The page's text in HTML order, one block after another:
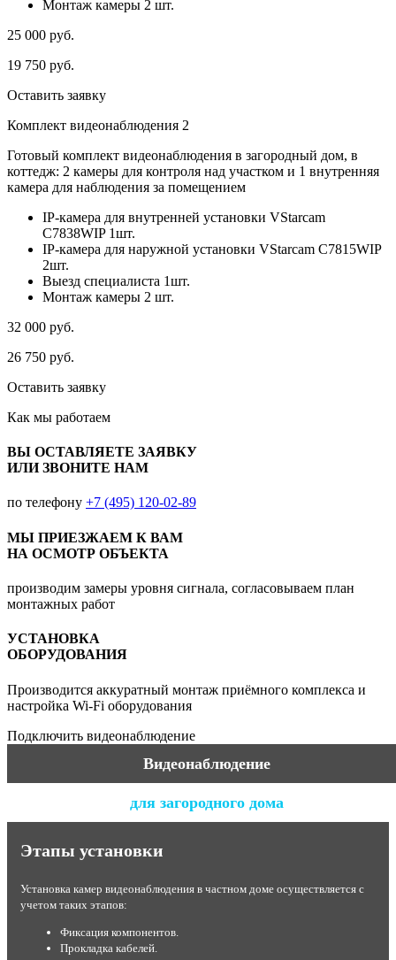
Монтаж камеры 2 шт.
25 000 руб.
19 750 руб.
Оставить заявку
Комплект видеонаблюдения 2
Готовый комплект видеонаблюдения в загородный дом, в
коттедж: 2 камеры для контроля над участком и 1 внутренняя
камера для наблюдения за помещением
IP-камера для внутренней установки VStarcam
C7838WIP 1шт.
IP-камера для наружной установки VStarcam C7815WIP
2шт.
Выезд специалиста 1шт.
Монтаж камеры 2 шт.
32 000 руб.
26 750 руб.
Оставить заявку
Как мы работаем
ВЫ ОСТАВЛЯЕТЕ ЗАЯВКУ
ИЛИ ЗВОНИТЕ НАМ
по телефону +7 (495) 120-02-89
МЫ ПРИЕЗЖАЕМ К ВАМ
НА ОСМОТР ОБЪЕКТА
производим замеры уровня сигнала, согласовываем план
монтажных работ
УСТАНОВКА
ОБОРУДОВАНИЯ
Производится аккуратный монтаж приёмного комплекса и
настройка Wi-Fi оборудования
Подключить видеонаблюдение
Видеонаблюдение
для загородного дома
Этапы установки
Установка камер видеонаблюдения в частном доме осуществляется с
учетом таких этапов:
Фиксация компонентов.
Прокладка кабелей.